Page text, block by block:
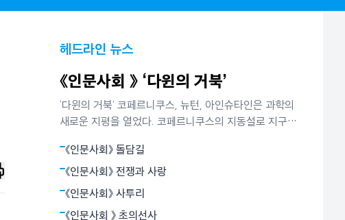
헤드라인 뉴스
《인문사회 》 ‘다윈의 거북’
‘다윈의 거북’ 코페르니쿠스, 뉴턴, 아인슈타인은 과학의
새로운 지평을 열었다. 코페르니쿠스의 지동설로 지구는
사과의 낙하가 모두 만유인력에 의해 빚어지는 현상임을
밝혔다. 뉴턴역학은 하늘과 지상을 함께 아울렀다. 아인
슈타인의 상대성원리는 시간과 공간의 상대성, 휘어진 공
《인문사회》 돌담길
《인문사회》 전쟁과 사랑
《인문사회》 사투리
《인문사회 》 초의선사